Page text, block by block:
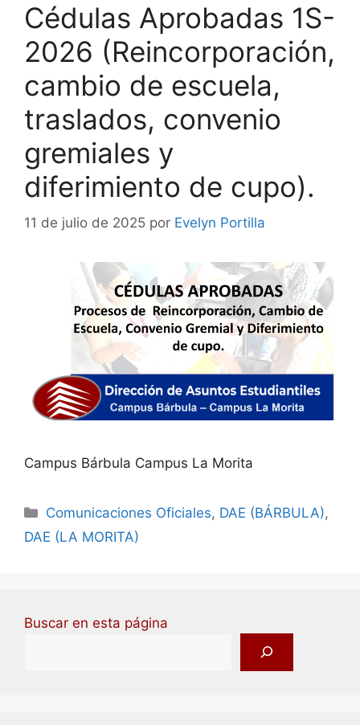
Cédulas Aprobadas 1S-
2026 (Reincorporación,
cambio de escuela,
traslados, convenio
gremiales y
diferimiento de cupo).
11 de julio de 2025 por Evelyn Portilla
Campus Bárbula Campus La Morita
Comunicaciones Oficiales, DAE (BÁRBULA),
DAE (LA MORITA)
Buscar en esta página